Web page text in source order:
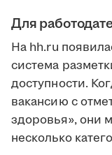
Для
На hh.ru
система
доступности.
вакансию с
здоровья», они
несколько